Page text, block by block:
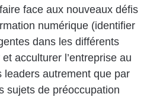
face aux nouveaux défis
numérique (identifier
dans les différents
acculturer l’entreprise au
leaders autrement que par
sujets de préoccupation